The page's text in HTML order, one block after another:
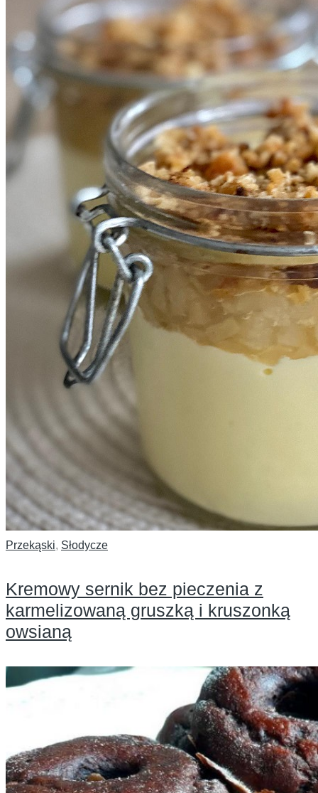
Przekąski, Słodycze
Kremowy sernik bez pieczenia z
karmelizowaną gruszką i kruszonką
owsianą